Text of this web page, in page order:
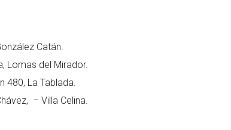
Catán.
Lomas del Mirador.
480, La Tablada.
– Villa Celina.